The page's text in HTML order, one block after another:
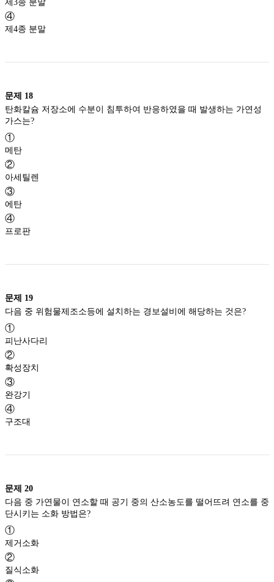
제3종 분말
④
제4종 분말
문제 18
탄화칼슘 저장소에 수분이 침투하여 반응하였을 때 발생하는 가연성
①
메탄
②
아세틸렌
③
에탄
④
프로판
문제 19
①
피난사다리
②
확성장치
③
완강기
④
구조대
문제 20
다음 중 가연물이 연소할 때 공기 중의 산소농도를 떨어뜨려 연소를 중
①
제거소화
②
질식소화